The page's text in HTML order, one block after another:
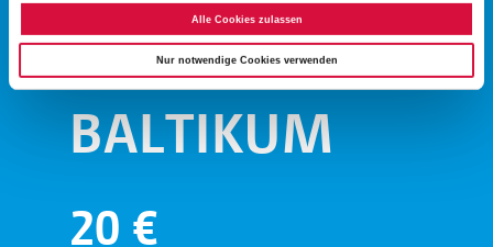
Alle Cookies zulassen
Nur notwendige Cookies verwenden
UND IM
BALTIKUM
20 €